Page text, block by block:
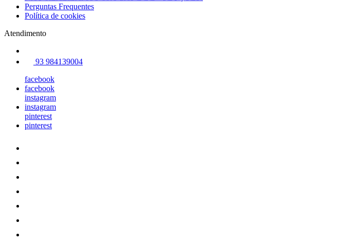
Perguntas Frequentes
Política de cookies
Atendimento
93 984139004
facebook
facebook
instagram
instagram
pinterest
pinterest